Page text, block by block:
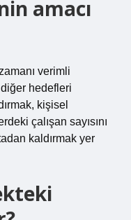
amacı
verimli
hedefleri
kişisel
çalışan sayısını
kaldırmak yer